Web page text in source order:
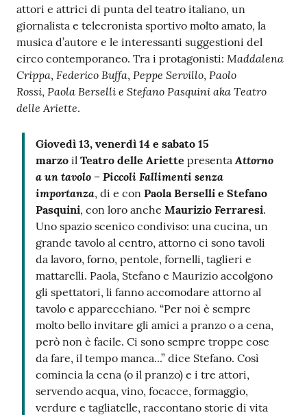
attori e attrici di punta del teatro italiano, un
giornalista e telecronista sportivo molto amato, la
musica d’autore e le interessanti suggestioni del
circo contemporaneo. Tra i protagonisti: Maddalena
Crippa, Federico Buffa, Peppe Servillo, Paolo
Rossi, Paola Berselli e Stefano Pasquini aka Teatro
delle Ariette.
Giovedì 13, venerdì 14 e sabato 15
marzo il Teatro delle Ariette presentaAttorno
a un tavolo – Piccoli Fallimenti senza
importanza, di e con Paola Berselli e Stefano
Pasquini, con loro anche Maurizio Ferraresi.
Uno spazio scenico condiviso: una cucina, un
grande tavolo al centro, attorno ci sono tavoli
da lavoro, forno, pentole, fornelli, taglieri e
mattarelli. Paola, Stefano e Maurizio accolgono
gli spettatori, li fanno accomodare attorno al
tavolo e apparecchiano. “Per noi è sempre
molto bello invitare gli amici a pranzo o a cena,
però non è facile. Ci sono sempre troppe cose
da fare, il tempo manca...” dice Stefano. Così
comincia la cena (o il pranzo) e i tre attori,
servendo acqua, vino, focacce, formaggio,
verdure e tagliatelle, raccontano storie di vita